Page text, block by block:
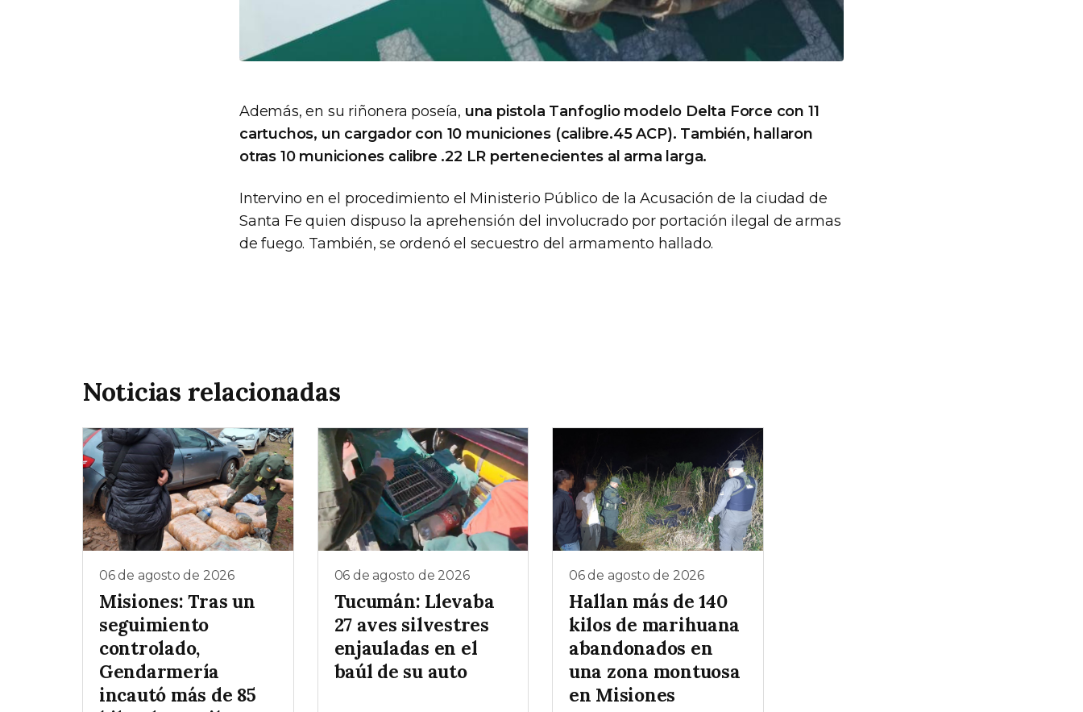
Además, en su riñonera poseía, una pistola Tanfoglio modelo Delta Force con 11
cartuchos, un cargador con 10 municiones (calibre.45 ACP). También, hallaron
otras 10 municiones calibre .22 LR pertenecientes al arma larga.
Intervino en el procedimiento el Ministerio Público de la Acusación de la ciudad de
Santa Fe quien dispuso la aprehensión del involucrado por portación ilegal de armas
de fuego. También, se ordenó el secuestro del armamento hallado.
Noticias relacionadas
06 de agosto de 2026
Misiones: Tras un
seguimiento
controlado,
Gendarmería
incautó más de 85
06 de agosto de 2026
Tucumán: Llevaba
27 aves silvestres
enjauladas en el
baúl de su auto
06 de agosto de 2026
Hallan más de 140
kilos de marihuana
abandonados en
una zona montuosa
en Misiones